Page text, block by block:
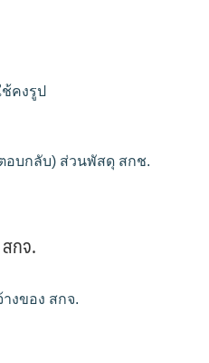
คงรูป
อบกลับ) ส่วนพัสดุ สกช.
กจ.
งของ สกจ.